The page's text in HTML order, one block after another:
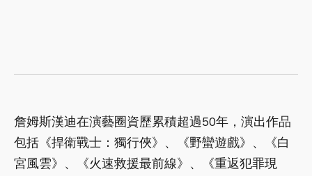
詹姆斯漢迪在演藝圈資歷累積超過50年，演出作品
包括《捍衛戰士：獨行俠》、《野蠻遊戲》、《白
宮風雲》、《火速救援最前線》、《重返犯罪現